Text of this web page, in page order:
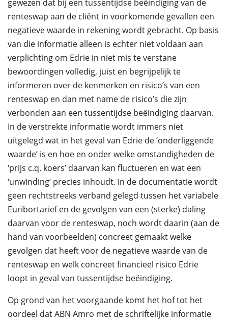
gewezen dat bij een tussentijdse beëindiging van de
renteswap aan de cliënt in voorkomende gevallen een
negatieve waarde in rekening wordt gebracht. Op basis
van die informatie alleen is echter niet voldaan aan
verplichting om Edrie in niet mis te verstane
bewoordingen volledig, juist en begrijpelijk te
informeren over de kenmerken en risico’s van een
renteswap en dan met name de risico’s die zijn
verbonden aan een tussentijdse beëindiging daarvan.
In de verstrekte informatie wordt immers niet
uitgelegd wat in het geval van Edrie de ‘onderliggende
waarde’ is en hoe en onder welke omstandigheden de
‘prijs c.q. koers’ daarvan kan fluctueren en wat een
‘unwinding’ precies inhoudt. In de documentatie wordt
geen rechtstreeks verband gelegd tussen het variabele
Euribortarief en de gevolgen van een (sterke) daling
daarvan voor de renteswap, noch wordt daarin (aan de
hand van voorbeelden) concreet gemaakt welke
gevolgen dat heeft voor de negatieve waarde van de
renteswap en welk concreet financieel risico Edrie
loopt in geval van tussentijdse beëindiging.
Op grond van het voorgaande komt het hof tot het
oordeel dat ABN Amro met de schriftelijke informatie